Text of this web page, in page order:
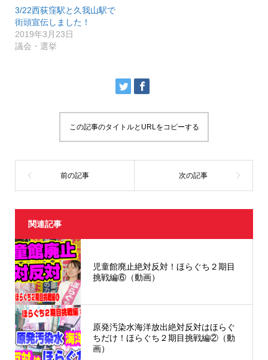
(
新
し
い
ウ
ィ
ン
リ
ッ
ク
し
て
く
ン
ウ
開
す
)
3/22西荻窪駅と久我山駅で
街頭宣伝しました！
2019年3月23日
議会・選挙
この記事のタイトルとURLをコピーする
関連記事
児童館廃止絶対反対！ほらぐち２期目
挑戦編⑥（動画）
原発汚染水海洋放出絶対反対はほらぐ
ちだけ！ほらぐち２期目挑戦編②（動
画）